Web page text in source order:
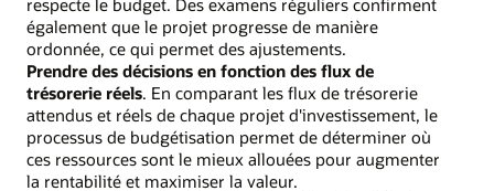
également que le projet progresse de manière
ordonnée, ce qui permet des ajustements.
Prendre des décisions en fonction des flux de
trésorerie réels. En comparant les flux de trésorerie
attendus et réels de chaque projet d'investissement, le
processus de budgétisation permet de déterminer où
ces ressources sont le mieux allouées pour augmenter
la rentabilité et maximiser la valeur.